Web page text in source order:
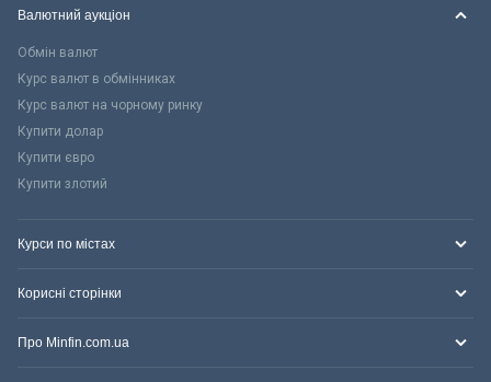
Валютний аукціон
Обмін валют
Курс валют в обмінниках
Курс валют на чорному ринку
Купити долар
Купити євро
Купити злотий
Курси по містах
Корисні сторінки
Про Minfin.com.ua